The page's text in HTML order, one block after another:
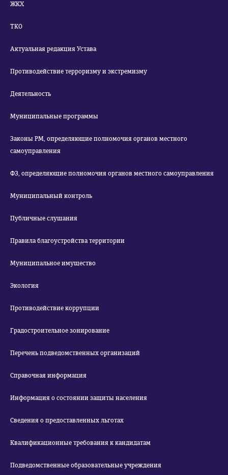
ЖКХ
ТКО
Актуальная редакция Устава
Противодействие терроризму и экстремизму
Деятельность
Муниципальные программы
Законы РМ, определяющие полномочия органов местного
самоуправления
ФЗ, определяющие полномочия органов местного самоуправления
Муниципальный контроль
Публичные слушания
Правила благоустройства территории
Муниципальное имущество
Экология
Противодействие коррупции
Градостроительное зонирование
Перечень подведомственных организаций
Справочная информация
Информация о состоянии защиты населения
Сведения о предоставленных льготах
Квалификационные требования к кандидатам
Подведомственные образовательные учреждения